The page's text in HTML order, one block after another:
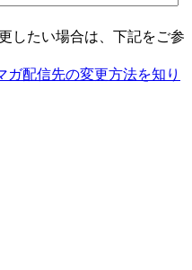
したい場合は、下記をご参
ガ配信先の変更方法を知り